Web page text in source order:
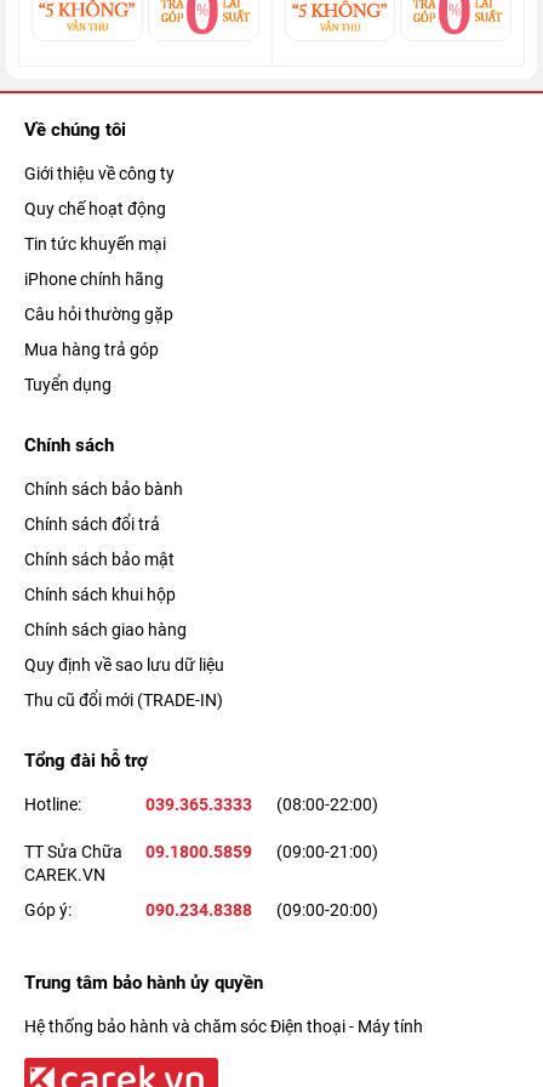
mọi tác vụ được xử lý một cách trơn tru và chạy tốt mọi tựa
hỗ trợ kết nối 5G tốc độ cao, giúp cho việc tải game, xem phim
4K,... sẽ vô cùng nhanh chóng.
Điện thoại iPhone 13 Pro còn được tích hợp hệ điều hành iOS
15, cho bạn vừa giao tiếp qua FaceTime vừa chia sẻ bài hát
hay tài liệu tiện lợi, cũng như dễ dàng tương tác với văn bản
trong hình ảnh để gửi email, nhận chỉ đường,....
Xem thêm:iPhone 13 Pro đạt điểm GPU vượt trội so với
iPhone 12 Pro
(Wide) với khẩu độ f/1.5, camera góc siêu rộng (Ultra Wide)
Về chúng tôi
Giới thiệu về công ty
Quy chế hoạt động
Tin tức khuyến mại
iPhone chính hãng
Câu hỏi thường gặp
Mua hàng trả góp
Tuyển dụng
Chính sách
Chính sách bảo bành
Chính sách đổi trả
Chính sách bảo mật
Chính sách khui hộp
Chính sách giao hàng
Quy định về sao lưu dữ liệu
Thu cũ đổi mới (TRADE-IN)
Tổng đài hỗ trợ
Hotline: 039.365.3333 (08:00-22:00)
TT Sửa Chữa
CAREK.VN
09.1800.5859 (09:00-21:00)
Góp ý: 090.234.8388 (09:00-20:00)
Trung tâm bảo hành ủy quyền
Hệ thống bảo hành và chăm sóc Điện thoại - Máy tính